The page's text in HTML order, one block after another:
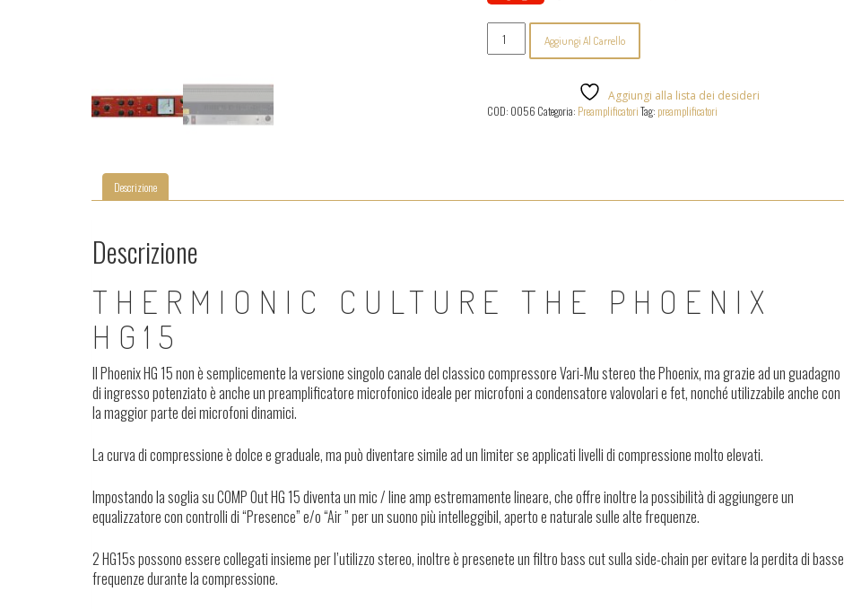
Thermionic
Culture
-
HG15
quantità
Aggiungi Al Carrello
Aggiungi alla lista dei desideri
COD: 0056 Categoria: PreamplificatoriTag: preamplificatori
Descrizione
Descrizione
THERMIONIC CULTURE THE PHOENIX
HG15
Il Phoenix HG 15 non è semplicemente la versione singolo canale del classico compressore Vari-Mu stereo the Phoenix, ma grazie ad un guadagno
di ingresso potenziato è anche un preamplificatore microfonico ideale per microfoni a condensatore valovolari e fet, nonché utilizzabile anche con
la maggior parte dei microfoni dinamici.
La curva di compressione è dolce e graduale, ma può diventare simile ad un limiter se applicati livelli di compressione molto elevati.
Impostando la soglia su COMP Out HG 15 diventa un mic / line amp estremamente lineare, che offre inoltre la possibilità di aggiungere un
equalizzatore con controlli di “Presence” e/o “Air ” per un suono più intelleggibil, aperto e naturale sulle alte frequenze.
2 HG15s possono essere collegati insieme per l’utilizzo stereo, inoltre è presenete un filtro bass cut sulla side-chain per evitare la perdita di basse
frequenze durante la compressione.